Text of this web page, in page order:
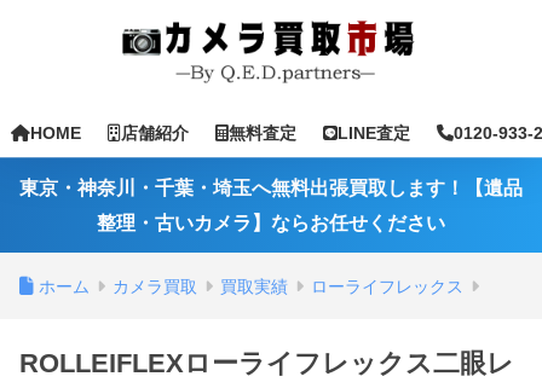
HOME 店舗紹介 無料査定 LINE査定 0120-933-
東京・神奈川・千葉・埼玉へ無料出張買取します！【遺品
整理・古いカメラ】ならお任せください
ホーム カメラ買取 買取実績 ローライフレックス
ROLLEIFLEXローライフレックス二眼レ